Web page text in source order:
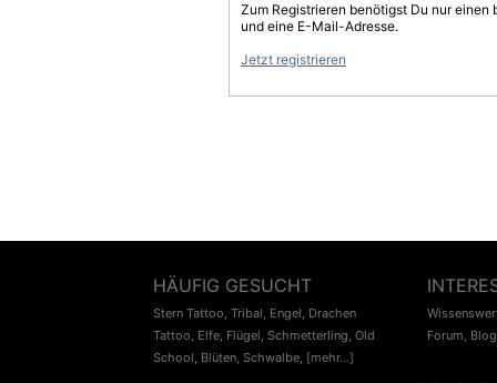
Zum Registrieren benötigst Du nur einen
und eine E-Mail-Adresse.
Jetzt registrieren
HÄUFIG GESUCHT
Stern Tattoo, Tribal, Engel, Drachen
Tattoo, Elfe, Flügel, Schmetterling, Old
School, Blüten, Schwalbe, [mehr...]
Forum, Blog